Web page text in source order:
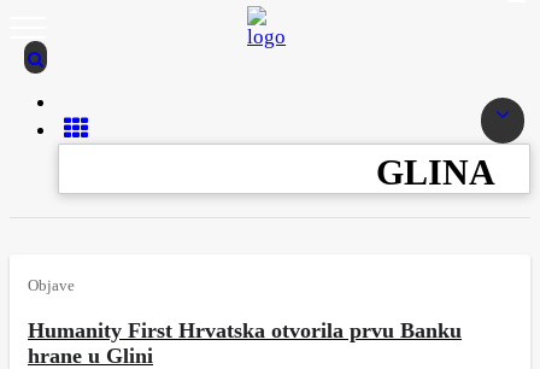
GLINA
Objave
Humanity First Hrvatska otvorila prvu Banku
hrane u Glini